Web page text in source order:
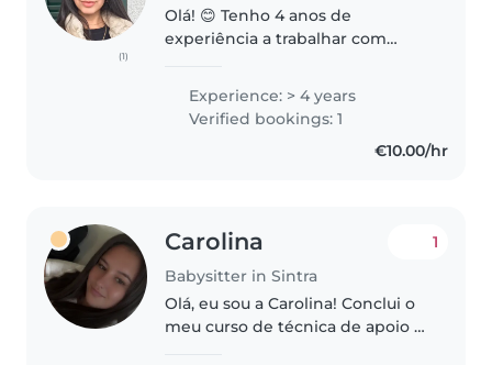
(1)
Olá! 😊 Tenho 4 anos de
experiência a trabalhar com
uma forte capacidade para criar
ambientes seguros e divertidos.
Durante esse tempo tive a
Experience: > 4 years
Verified bookings: 1
€10.00/hr
Carolina
Babysitter in Sintra
1
Olá, eu sou a Carolina! Conclui o
meu curso de técnica de apoio à